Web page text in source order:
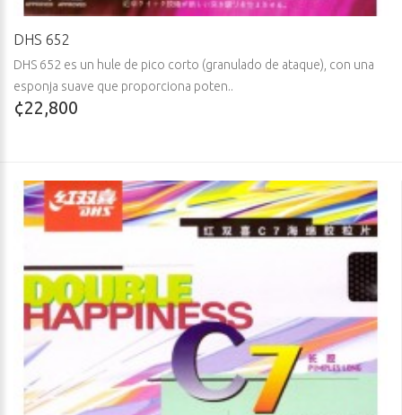
DHS 652
DHS 652 es un hule de pico corto (granulado de ataque), con una
esponja suave que proporciona poten..
¢22,800